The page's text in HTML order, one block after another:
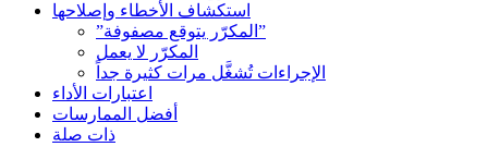
استكشاف الأخطاء وإصلاحها
”المكرّر يتوقع مصفوفة”
المكرّر لا يعمل
الإجراءات تُشغَّل مرات كثيرة جداً
اعتبارات الأداء
أفضل الممارسات
ذات صلة